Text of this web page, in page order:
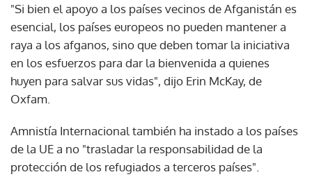
"Si bien el apoyo a los países vecinos de Afganistán es
esencial, los países europeos no pueden mantener a
raya a los afganos, sino que deben tomar la iniciativa
en los esfuerzos para dar la bienvenida a quienes
huyen para salvar sus vidas", dijo Erin McKay, de
Oxfam.
Amnistía Internacional también ha instado a los países
de la UE a no "trasladar la responsabilidad de la
protección de los refugiados a terceros países".